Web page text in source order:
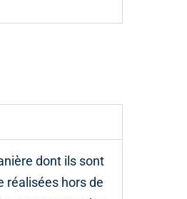
dont ils sont
réalisées hors de